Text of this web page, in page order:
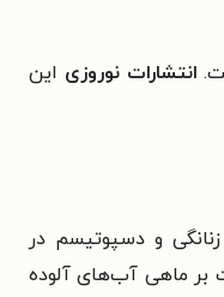
انتشارات نوروزی این
و دسپوتیسم در
بر ماهی آب‌های آلوده